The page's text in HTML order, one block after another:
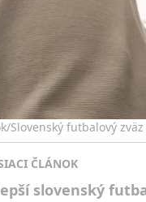
Slovenský futbalový zväz
ČLÁNOK
slovenský